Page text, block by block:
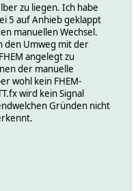
zu liegen. Ich habe
5 auf Anhieb geklappt
manuellen Wechsel.
den Umweg mit der
angelegt zu
der manuelle
wohl kein FHEM-
wird kein Signal
Gründen nicht